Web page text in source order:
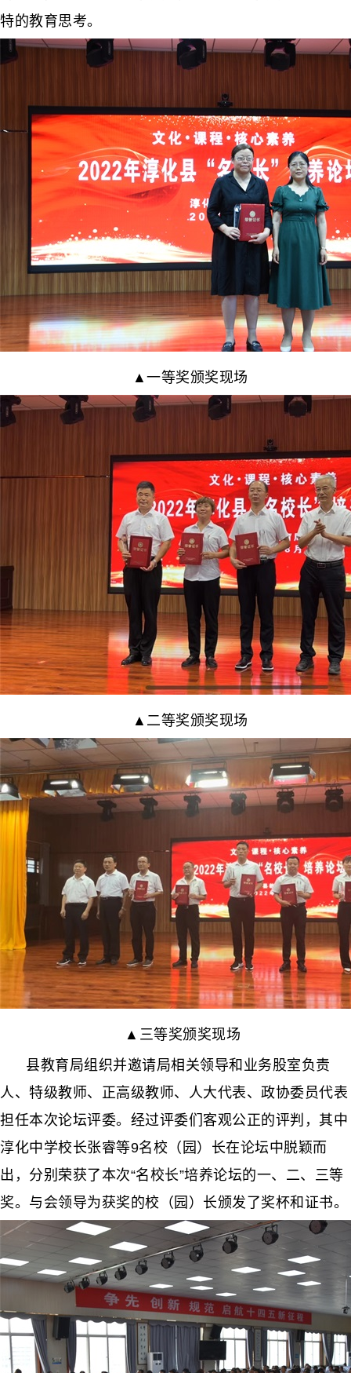
特的教育思考。
▲一等奖颁奖现场
▲二等奖颁奖现场
▲三等奖颁奖现场
县教育局组织并邀请局相关领导和业务股室负责
人、特级教师、正高级教师、人大代表、政协委员代表
担任本次论坛评委。经过评委们客观公正的评判，其中
淳化中学校长张睿等9名校（园）长在论坛中脱颖而
出，分别荣获了本次“名校长”培养论坛的一、二、三等
奖。与会领导为获奖的校（园）长颁发了奖杯和证书。